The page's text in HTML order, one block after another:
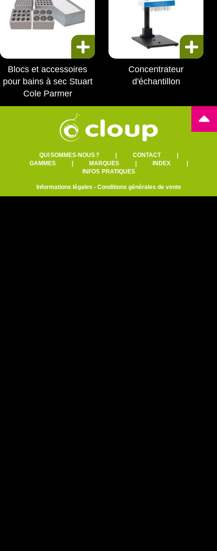
Blocs et accessoires
pour bains à sec Stuart
Cole Parmer
Concentrateur
d'échantillon
QUI SOMMES-NOUS ?| CONTACT|
GAMMES| MARQUES| INDEX|
INFOS PRATIQUES
Informations légales - Conditions générales de vente